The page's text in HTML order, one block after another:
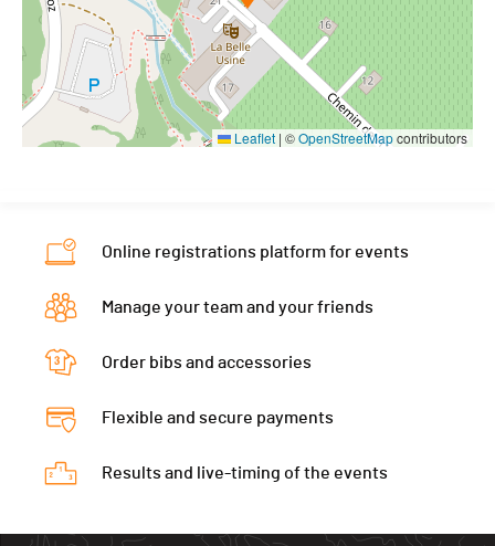
Leaflet | ©OpenStreetMapcontributors
Online registrations platform for events
Manage your team and your friends
Order bibs and accessories
Flexible and secure payments
Results and live-timing of the events